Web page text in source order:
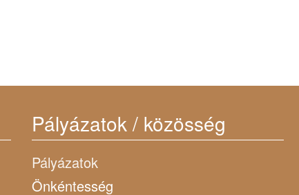
Pályázatok / közösség
Pályázatok
Önkéntesség